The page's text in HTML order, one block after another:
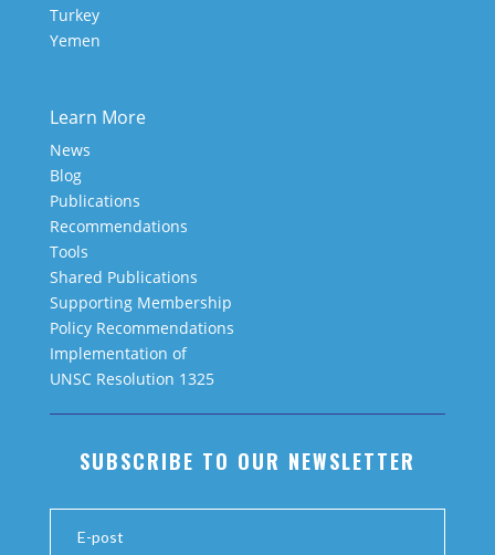
Turkey
Yemen
Learn More
News
Blog
Publications
Recommendations
Tools
Shared Publications
Supporting Membership
Policy Recommendations
Implementation of
UNSC Resolution 1325
SUBSCRIBE TO OUR NEWSLETTER